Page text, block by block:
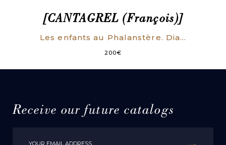
[CANTAGREL (François)]
Les enfants au Phalanstère. Dialogue familier sur l’éducation.
200€
Receive our future catalogs